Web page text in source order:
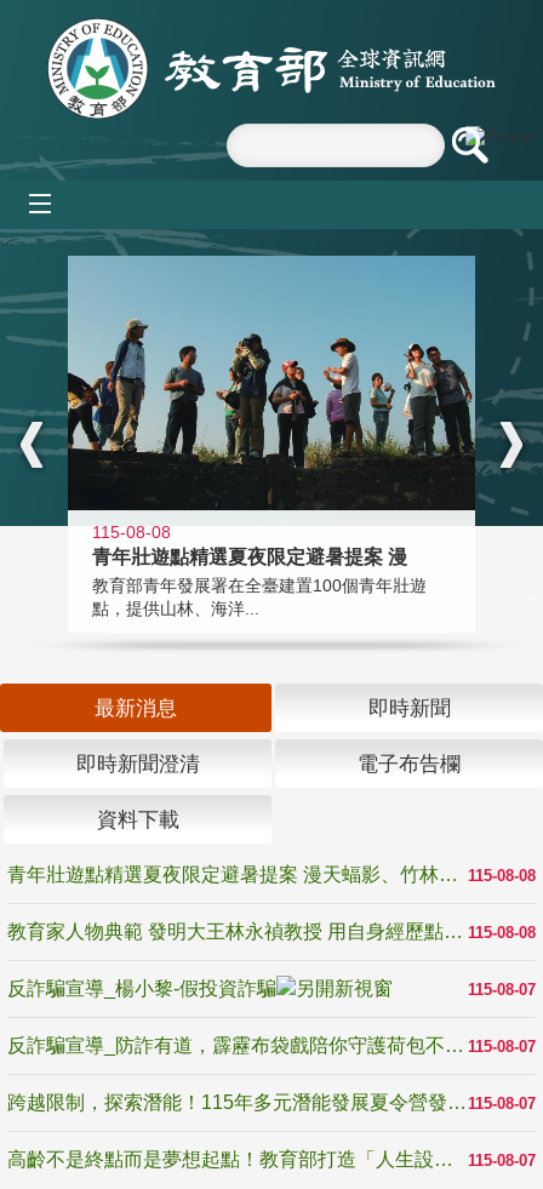
跳到主要內容區塊
:::
115-08-08
青年壯遊點精選夏夜限定避暑提案 漫
教育部青年發展署在全臺建置100個青年壯遊
點，提供山林、海洋...
最新消息 即時新聞
即時新聞澄清 電子布告欄
資料下載
115-08-08
青年壯遊點精選夏夜限定避暑提案 漫天蝠影、竹林尋蛙、茶香夜觀 邀青年暮色出發
115-08-08
教育家人物典範 發明大王林永禎教授 用自身經歷點亮學生的路
115-08-07
反詐騙宣導_楊小黎-假投資詐騙
115-08-07
反詐騙宣導_防詐有道，霹靂布袋戲陪你守護荷包不受騙
115-08-07
跨越限制，探索潛能！115年多元潛能發展夏令營發掘生命無限可能
115-08-07
高齡不是終點而是夢想起點！教育部打造「人生設計夢工場」 參展第3屆高齡健康產業博覽會